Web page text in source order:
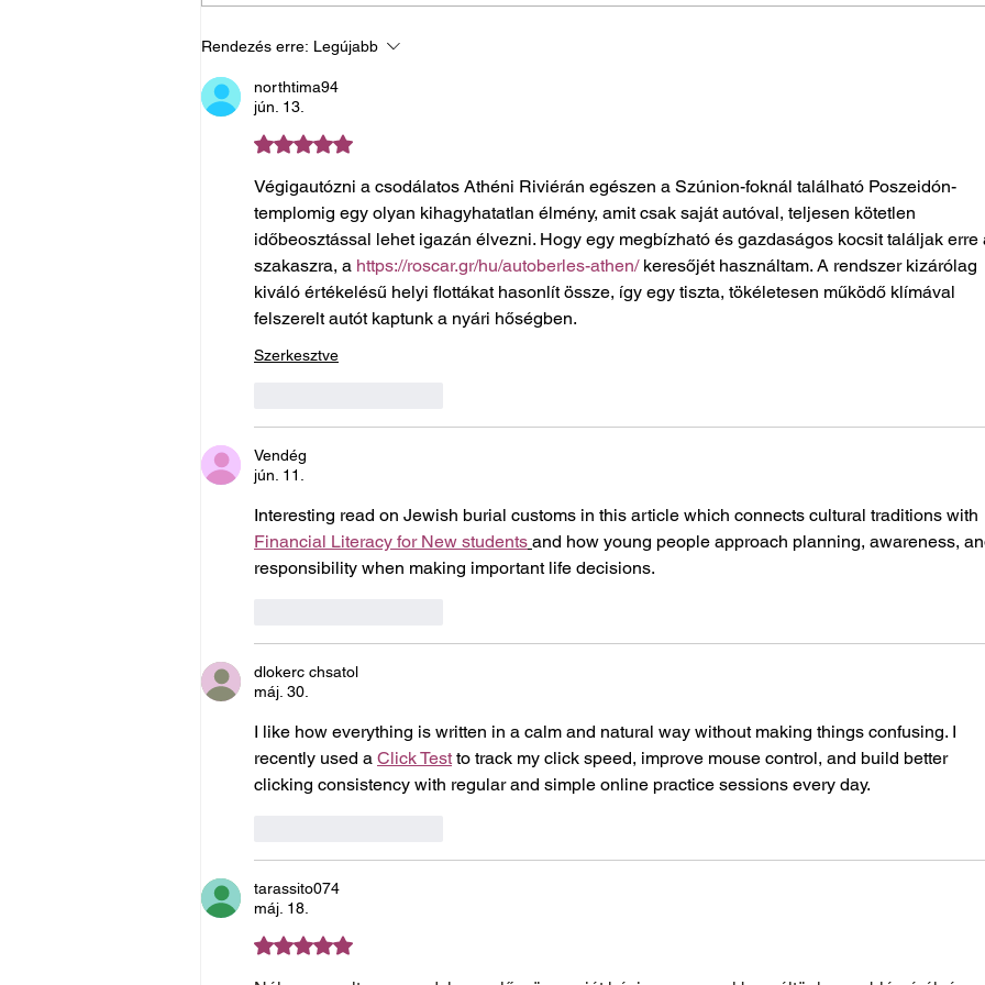
Rendezés erre: Legújabb
northtima94
jún. 13.
5 csillagot kapott az 5-ből.
Végigautózni a csodálatos Athéni Riviérán egészen a Szúnion-foknál található Poszeidón-
templomig egy olyan kihagyhatatlan élmény, amit csak saját autóval, teljesen kötetlen
időbeosztással lehet igazán élvezni. Hogy egy megbízható és gazdaságos kocsit találjak
szakaszra, a https://roscar.gr/hu/autoberles-athen/ keresőjét használtam. A rendszer kizárólag
kiváló értékelésű helyi flottákat hasonlít össze, így egy tiszta, tökéletesen működő klímával
felszerelt autót kaptunk a nyári hőségben.
Szerkesztve
Vendég
jún. 11.
Interesting read on Jewish burial customs in this article which connects cultural traditions with
Financial Literacy for New students and how young people approach planning, awareness,
responsibility when making important life decisions.
dlokerc chsatol
máj. 30.
I like how everything is written in a calm and natural way without making things confusing. I
recently used a Click Test to track my click speed, improve mouse control, and build better
clicking consistency with regular and simple online practice sessions every day.
tarassito074
máj. 18.
5 csillagot kapott az 5-ből.